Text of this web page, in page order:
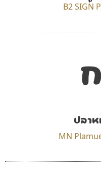
B2 SIGN
ปลาห
MN